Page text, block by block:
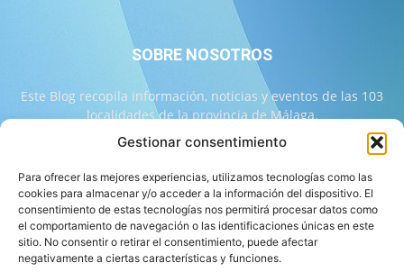
Gestionar consentimiento
Para ofrecer las mejores experiencias, utilizamos tecnologías como las
cookies para almacenar y/o acceder a la información del dispositivo. El
consentimiento de estas tecnologías nos permitirá procesar datos como
el comportamiento de navegación o las identificaciones únicas en este
sitio. No consentir o retirar el consentimiento, puede afectar
negativamente a ciertas características y funciones.
SOBRE NOSOTROS
Este Blog recopila información, noticias y eventos de las 103
localidades de la provincia de Málaga.
Contáctanos: info@103malaga.com
SÍGUENOS